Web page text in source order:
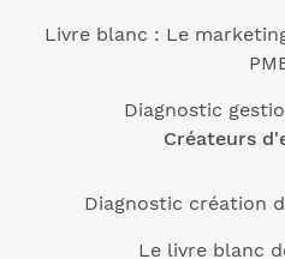
Livre blanc : Le
Diagnostic
Créateurs
Diagnostic création
Le livre blanc